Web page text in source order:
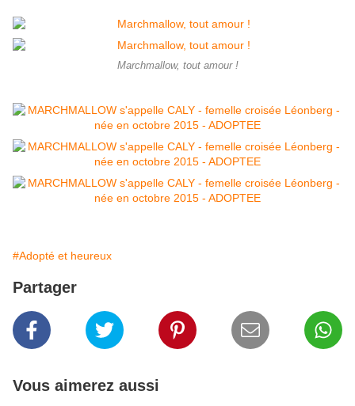
Marchmallow, tout amour !
#Adopté et heureux
Partager
Vous aimerez aussi